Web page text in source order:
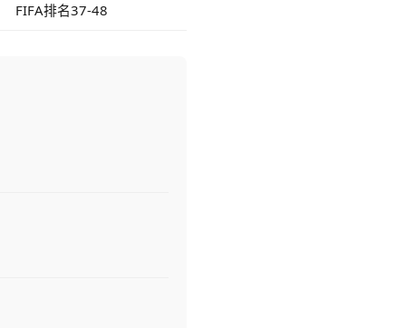
FIFA排名37-48